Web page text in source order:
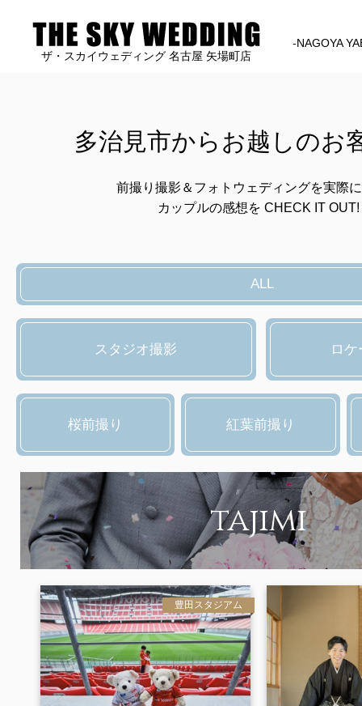
ザ・スカイウェディング 名古屋 矢場町店
-NAGOYA
多治見市からお越しのお
前撮り撮影＆フォトウェディングを実際
カップルの感想を CHECK IT OUT!
ALL
スタジオ撮影 ロ
桜前撮り 紅葉前撮り
tajimi
豊田スタジアム